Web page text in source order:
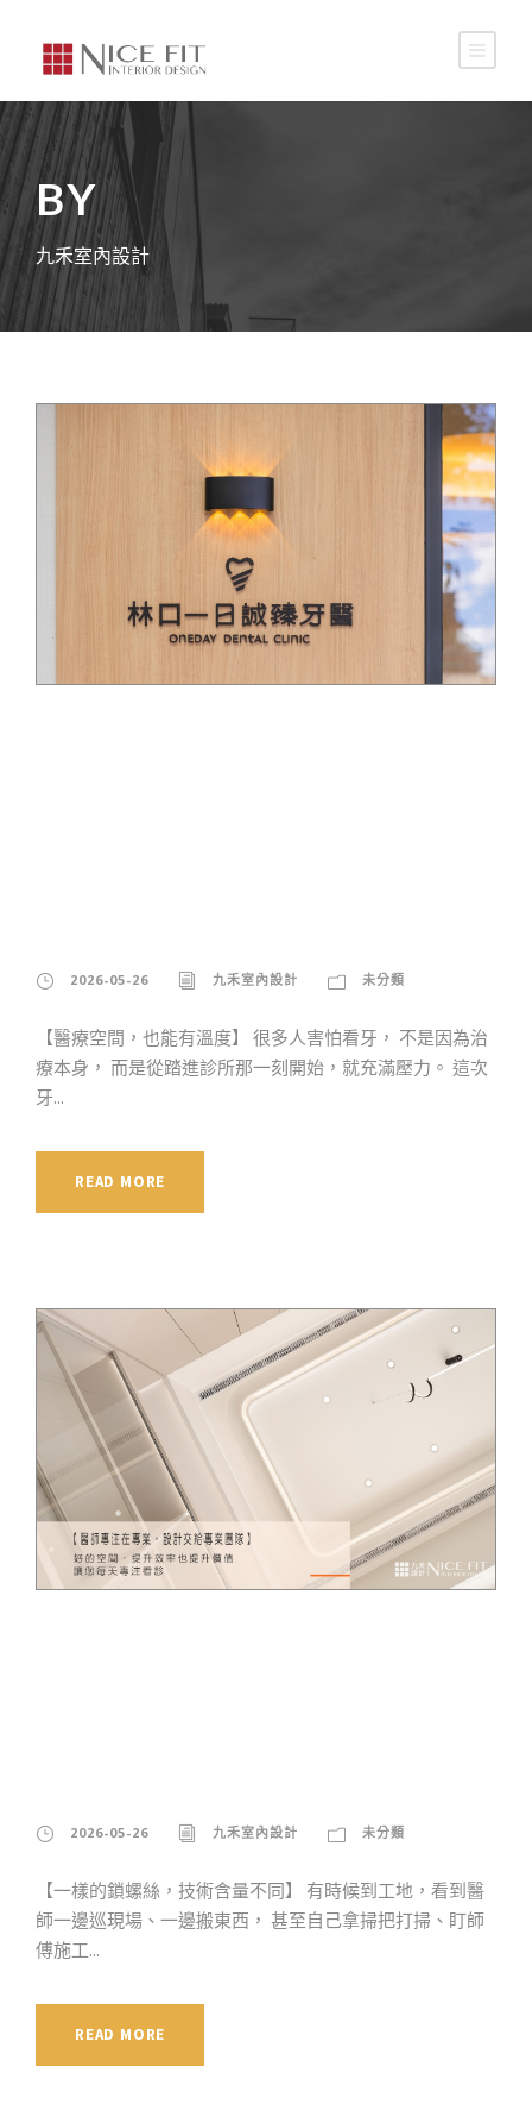
BY
九禾室內設計
2026-05-26 九禾室內設計 未分類
【醫療空間，也能有溫度】 很多人害怕看牙， 不是因為治
療本身， 而是從踏進診所那一刻開始，就充滿壓力。 這次
牙...
READ MORE
2026-05-26 九禾室內設計 未分類
【一樣的鎖螺絲，技術含量不同】 有時候到工地，看到醫
師一邊巡現場、一邊搬東西， 甚至自己拿掃把打掃、盯師
傅施工...
READ MORE